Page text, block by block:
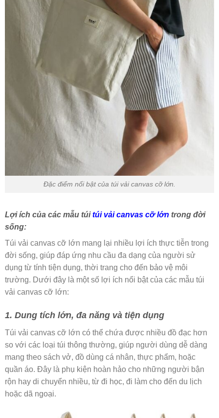
Đặc điểm nổi bật của túi vải canvas cỡ lớn.
Lợi ích của các mẫu túitúi vải canvas cỡ lớn trong đời
sống:
Túi vải canvas cỡ lớn mang lại nhiều lợi ích thực tiễn trong
đời sống, giúp đáp ứng nhu cầu đa dạng của người sử
dụng từ tính tiện dụng, thời trang cho đến bảo vệ môi
trường. Dưới đây là một số lợi ích nổi bật của các mẫu túi
vải canvas cỡ lớn:
1. Dung tích lớn, đa năng và tiện dụng
Túi vải canvas cỡ lớn có thể chứa được nhiều đồ đạc hơn
so với các loại túi thông thường, giúp người dùng dễ dàng
mang theo sách vở, đồ dùng cá nhân, thực phẩm, hoặc
quần áo. Đây là phụ kiện hoàn hảo cho những người bận
rộn hay di chuyển nhiều, từ đi học, đi làm cho đến du lịch
hoặc dã ngoại.